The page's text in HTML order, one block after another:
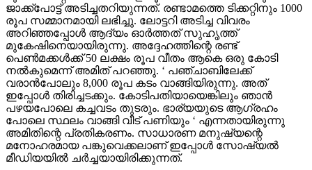
ജാക്ക്‌പോട്ട് അടിച്ചതറിയുന്നത്. രണ്ടാമത്തെ ടിക്കറ്റിനും 1000
രൂപ സമ്മാനമായി ലഭിച്ചു. ലോട്ടറി അടിച്ച വിവരം
അറിഞ്ഞപ്പോള്‍ ആദ്യം ഓര്‍ത്തത് സുഹൃത്ത്
മുകേഷിനെയായിരുന്നു. അദ്ദേഹത്തിന്റെ രണ്ട്
പെണ്‍മക്കള്‍ക്ക് 50 ലക്ഷം രൂപ വീതം ആകെ ഒരു കോടി
നല്‍കുമെന്ന് അമിത് പറഞ്ഞു. ‘ പഞ്ചാബിലേക്ക്
വരാന്‍പോലും 8,000 രൂപ കടം വാങ്ങിയിരുന്നു. അത്
ഇപ്പോള്‍ തിരിച്ചടക്കും. കോടിപതിയായെങ്കിലും ഞാന്‍
പഴയപോലെ കച്ചവടം തുടരും. ഭാര്യയുടെ ആഗ്രഹം
പോലെ സ്ഥലം വാങ്ങി വീട് പണിയും ‘ എന്നതായിരുന്നു
അമിതിന്റെ പ്രതികരണം. സാധാരണ മനുഷ്യന്റെ
മനോഹരമായ പങ്കുവെക്കലാണ് ഇപ്പോള്‍ സോഷ്യല്‍
മീഡിയയില്‍ ചര്‍ച്ചയായിരിക്കുന്നത്.